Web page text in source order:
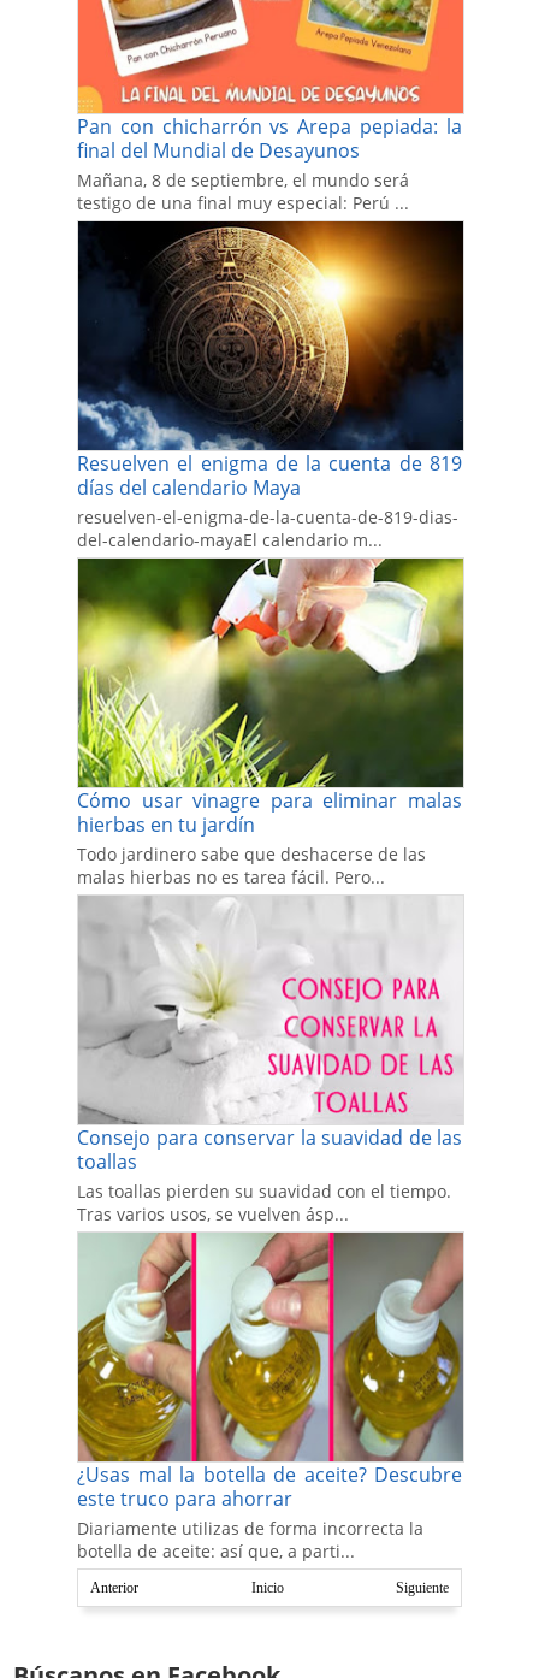
Pan con chicharrón vs Arepa pepiada: la
final del Mundial de Desayunos
Mañana, 8 de septiembre, el mundo será
testigo de una final muy especial: Perú ...
Resuelven el enigma de la cuenta de 819
días del calendario Maya
resuelven-el-enigma-de-la-cuenta-de-819-dias-
del-calendario-mayaEl calendario m...
Cómo usar vinagre para eliminar malas
hierbas en tu jardín
Todo jardinero sabe que deshacerse de las
malas hierbas no es tarea fácil. Pero...
Consejo para conservar la suavidad de las
toallas
Las toallas pierden su suavidad con el tiempo.
Tras varios usos, se vuelven ásp...
¿Usas mal la botella de aceite? Descubre
este truco para ahorrar
Diariamente utilizas de forma incorrecta la
botella de aceite: así que, a parti...
Anterior Siguiente
Inicio